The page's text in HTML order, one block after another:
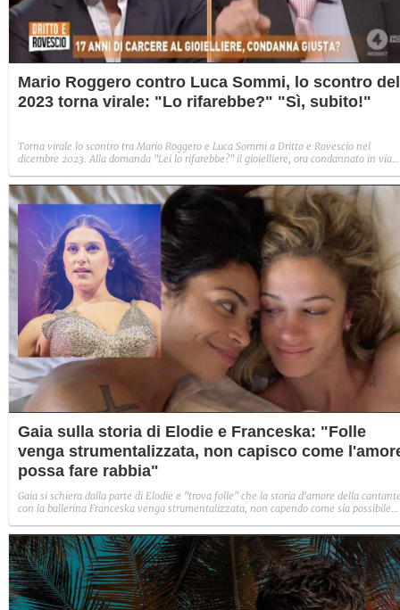
Mario Roggero contro Luca Sommi, lo scontro del
2023 torna virale: "Lo rifarebbe?" "Sì, subito!"
Torna virale lo scontro tra Mario Roggero e Luca Sommi a Dritto e Rovescio nel
dicembre 2023. Alla domanda "Lei lo rifarebbe?" il gioielliere, ora condannato in via
Gaia sulla storia di Elodie e Franceska: "Folle
venga strumentalizzata, non capisco come
possa fare rabbia"
Gaia si schiera dalla parte di Elodie e "trova folle" che la storia d'amore della
con la ballerina Franceska venga strumentalizzata, non capendo come sia possibile